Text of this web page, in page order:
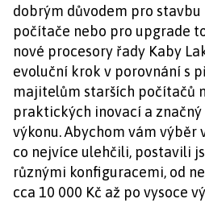
dobrým důvodem pro
počítače nebo pro upgrade
nové procesory řady Kaby
evoluční krok v porovnání s
majitelům starších počítačů
praktických inovací a
výkonu. Abychom vám výběr
co nejvíce ulehčili, postavili
různými konfiguracemi, od
cca 10 000 Kč až po vysoce